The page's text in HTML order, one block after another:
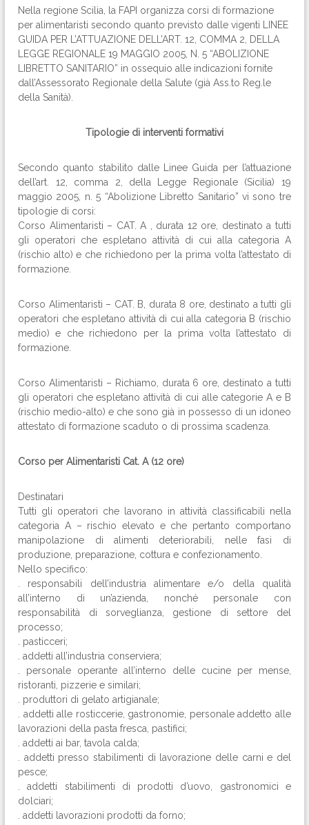
Nella regione Scilia, la FAPI organizza corsi di formazione
per alimentaristi secondo quanto previsto dalle vigenti LINEE
GUIDA PER L’ATTUAZIONE DELL’ART. 12, COMMA 2, DELLA
LEGGE REGIONALE 19 MAGGIO 2005, N. 5 “ABOLIZIONE
LIBRETTO SANITARIO” in ossequio alle indicazioni fornite
dall’Assessorato Regionale della Salute (già Ass.to Reg.le
della Sanità).
Tipologie di interventi formativi
Secondo quanto stabilito dalle Linee Guida per l’attuazione
dell’art. 12, comma 2, della Legge Regionale (Sicilia) 19
maggio 2005, n. 5 “Abolizione Libretto Sanitario” vi sono tre
tipologie di corsi:
Corso Alimentaristi – CAT. A , durata 12 ore, destinato a tutti
gli operatori che espletano attività di cui alla categoria A
(rischio alto) e che richiedono per la prima volta l’attestato di
formazione.
Corso Alimentaristi – CAT. B, durata 8 ore, destinato a tutti gli
operatori che espletano attività di cui alla categoria B (rischio
medio) e che richiedono per la prima volta l’attestato di
formazione.
Corso Alimentaristi – Richiamo, durata 6 ore, destinato a tutti
gli operatori che espletano attività di cui alle categorie A e B
(rischio medio-alto) e che sono già in possesso di un idoneo
attestato di formazione scaduto o di prossima scadenza.
Corso per Alimentaristi Cat. A (12 ore)
Destinatari
Tutti gli operatori che lavorano in attività classificabili nella
categoria A – rischio elevato e che pertanto comportano
manipolazione di alimenti deteriorabili, nelle fasi di
produzione, preparazione, cottura e confezionamento.
Nello specifico:
. responsabili dell’industria alimentare e/o della qualità
all’interno di un’azienda, nonché personale con
responsabilità di sorveglianza, gestione di settore del
processo;
. pasticceri;
. addetti all’industria conserviera;
. personale operante all’interno delle cucine per mense,
ristoranti, pizzerie e similari;
. produttori di gelato artigianale;
. addetti alle rosticcerie, gastronomie, personale addetto alle
lavorazioni della pasta fresca, pastifici;
. addetti ai bar, tavola calda;
. addetti presso stabilimenti di lavorazione delle carni e del
pesce;
. addetti stabilimenti di prodotti d’uovo, gastronomici e
dolciari;
. addetti lavorazioni prodotti da forno;